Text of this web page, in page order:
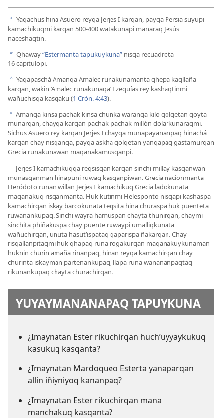
a Yaqachus hina Asuero reyqa Jerjes I karqan, payqa Persia suyupi
kamachikuqmi karqan 500-400 watakunapi manaraq Jesús
naceshaqtin.
b Qhaway“Estermanta tapukuykuna” nisqa recuadrota
16 capitulopi.
c Yaqapaschá Amanqa Amalec runakunamanta qhepa kaqllaña
karqan, wakin ‘Amalec runakunaqa’ Ezequías rey kashaqtinmi
wañuchisqa kasqaku (1 Crón. 4:43).
d Amanqa kinsa pachak kinsa chunka waranqa kilo qolqetan qoyta
munarqan, chayqa karqan pachak-pachak millón dolarkunaraqmi.
Sichus Asuero rey karqan Jerjes I chayqa munapayananpaq hinachá
karqan chay nisqanqa, payqa askha qolqetan yanqapaq gastamurqan
Grecia runakunawan maqanakamusqanpi.
e Jerjes I kamachikuqqa reqsisqan karqan sinchi millay kasqanwan
munasqanman hinapuni ruwaq kasqanpiwan. Grecia nacionmanta
Heródoto runan willan Jerjes I kamachikuq Grecia ladokunata
maqanakuq risqanmanta. Huk kutinmi Helesponto nisqapi kashaspa
kamachirqan iskay barcokunata teqsita hina churaspa huk puenteta
ruwanankupaq. Sinchi wayra hamuspan chayta thunirqan, chaymi
sinchita phiñakuspa chay puente ruwaypi umalliqkunata
wañuchirqan, unuta hasut’ispataq qaparispa ñakarqan. Chay
risqallanpitaqmi huk qhapaq runa rogakurqan maqanakuykunaman
huknin churin amaña rinanpaq, hinan reyqa kamachirqan chay
churinta iskayman partenankupaq, llapa runa wanananpaqtaq
rikunankupaq chayta churachirqan.
YUYAYMANANAPAQ TAPUYKUNA
¿Imaynatan Ester rikuchirqan huch’uyyaykukuq
kasukuq kasqanta?
¿Imaynatan Mardoqueo Esterta yanaparqan
allin iñiyniyoq kananpaq?
¿Imaynatan Ester rikuchirqan mana
manchakuq kasqanta?